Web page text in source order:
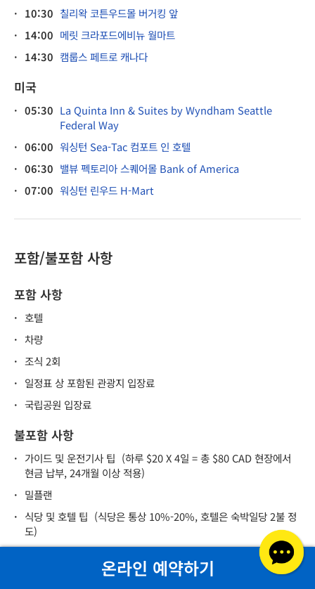
· 10:30 칠리왁 코튼우드몰 버거킹 앞
· 14:00 메릿 크라포드에비뉴 월마트
· 14:30 캠룹스 페트로 캐나다
미국
· 05:30 La Quinta Inn & Suites by Wyndham Seattle
Federal Way
· 06:00 워싱턴 Sea-Tac 컴포트 인 호텔
· 06:30 밸뷰 펙토리아 스퀘어몰 Bank of America
· 07:00 워싱턴 린우드 H-Mart
포함/불포함 사항
포함 사항
· 호텔
· 차량
· 조식 2회
· 일정표 상 포함된 관광지 입장료
· 국립공원 입장료
불포함 사항
· 가이드 및 운전기사 팁 (하루 $20 X 4일 = 총 $80 CAD 현장에서
현금 납부, 24개월 이상 적용)
· 밀플랜
· 식당 및 호텔 팁 (식당은 통상 10%-20%, 호텔은 숙박일당 2불 정
도)
(출발일 7일 전까지 예약, 현장에서 요청하는 경우에는
온라인 예약하기